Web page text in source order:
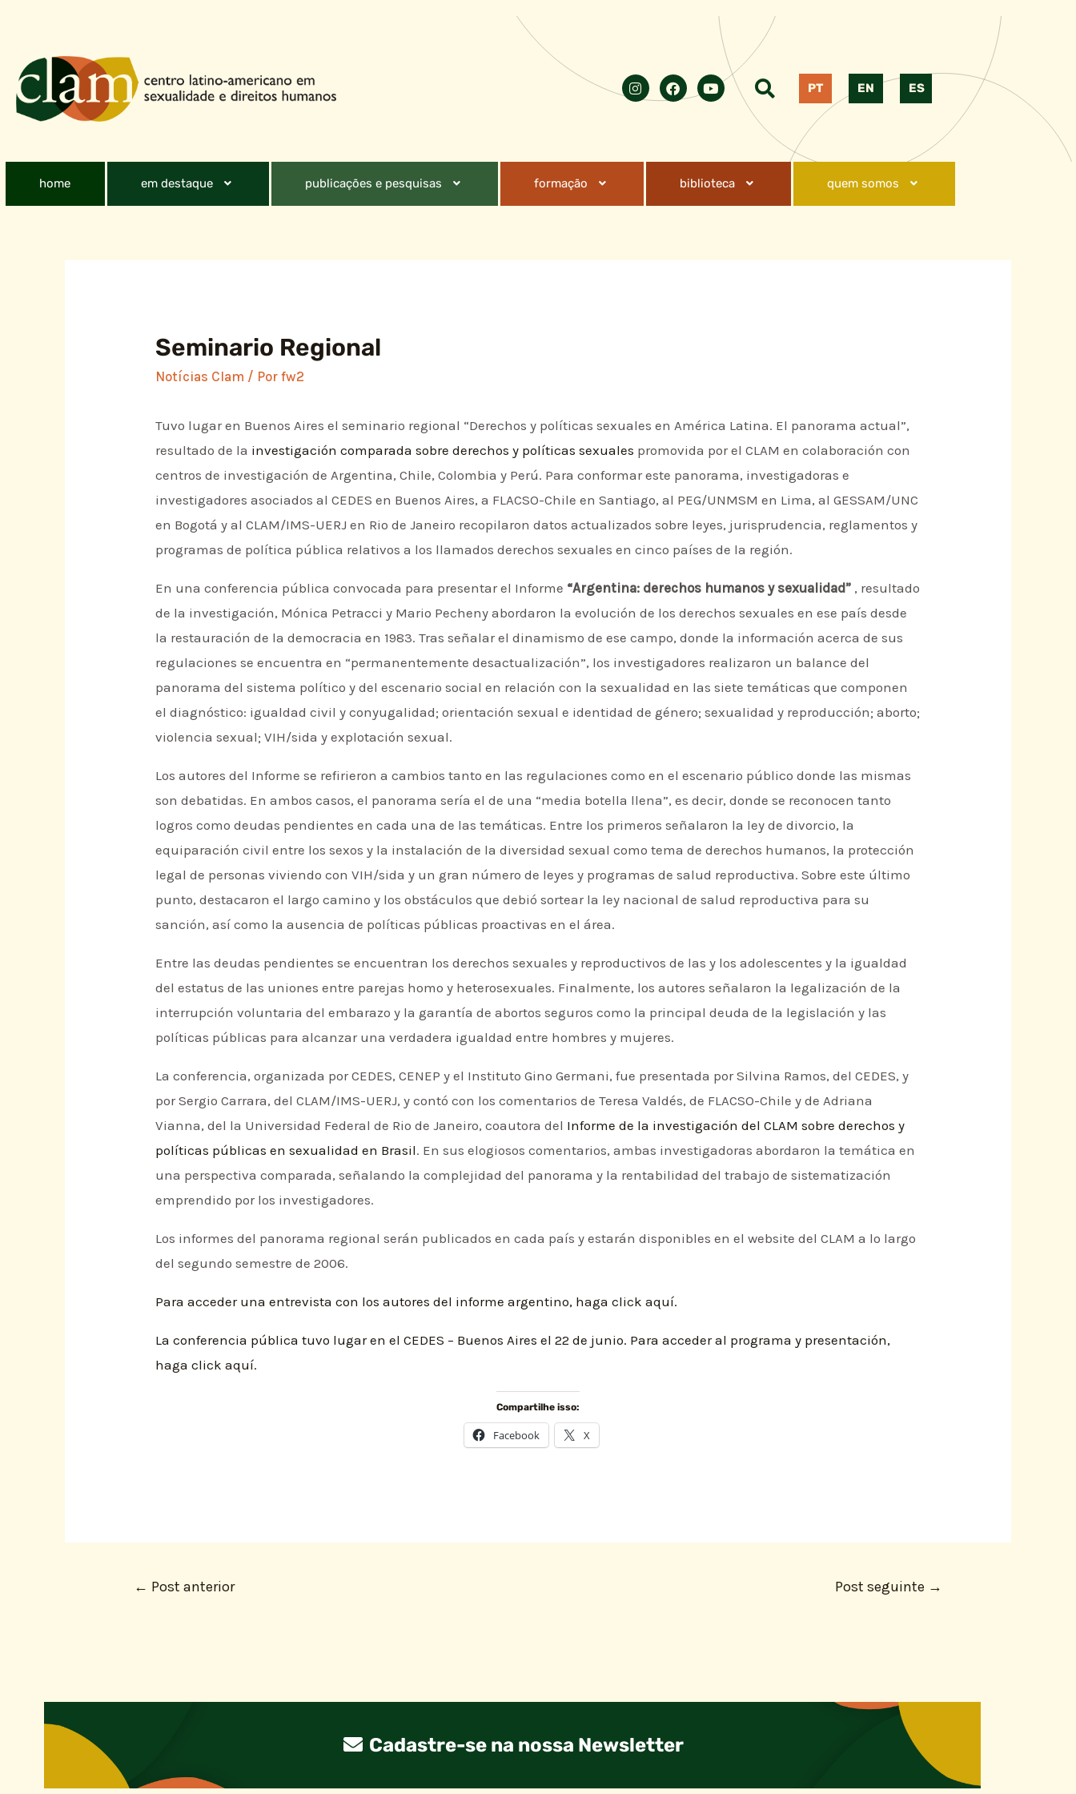
PT EN ES
home em destaque publicações e pesquisas formação biblioteca quem somos
Seminario Regional
Notícias Clam / Porfw2
Tuvo lugar en Buenos Aires el seminario regional “Derechos y políticas sexuales en América Latina. El panorama actual”,
resultado de la investigación comparada sobre derechos y políticas sexuales promovida por el CLAM en colaboración con
centros de investigación de Argentina, Chile, Colombia y Perú. Para conformar este panorama, investigadoras e
investigadores asociados al CEDES en Buenos Aires, a FLACSO-Chile en Santiago, al PEG/UNMSM en Lima, al GESSAM/UNC
en Bogotá y al CLAM/IMS-UERJ en Rio de Janeiro recopilaron datos actualizados sobre leyes, jurisprudencia, reglamentos y
programas de política pública relativos a los llamados derechos sexuales en cinco países de la región.
En una conferencia pública convocada para presentar el Informe “Argentina: derechos humanos y sexualidad” , resultado
de la investigación, Mónica Petracci y Mario Pecheny abordaron la evolución de los derechos sexuales en ese país desde
la restauración de la democracia en 1983. Tras señalar el dinamismo de ese campo, donde la información acerca de sus
regulaciones se encuentra en “permanentemente desactualización”, los investigadores realizaron un balance del
panorama del sistema político y del escenario social en relación con la sexualidad en las siete temáticas que componen
el diagnóstico: igualdad civil y conyugalidad; orientación sexual e identidad de género; sexualidad y reproducción; aborto;
violencia sexual; VIH/sida y explotación sexual.
Los autores del Informe se refirieron a cambios tanto en las regulaciones como en el escenario público donde las mismas
son debatidas. En ambos casos, el panorama sería el de una “media botella llena”, es decir, donde se reconocen tanto
logros como deudas pendientes en cada una de las temáticas. Entre los primeros señalaron la ley de divorcio, la
equiparación civil entre los sexos y la instalación de la diversidad sexual como tema de derechos humanos, la protección
legal de personas viviendo con VIH/sida y un gran número de leyes y programas de salud reproductiva. Sobre este último
punto, destacaron el largo camino y los obstáculos que debió sortear la ley nacional de salud reproductiva para su
sanción, así como la ausencia de políticas públicas proactivas en el área.
Entre las deudas pendientes se encuentran los derechos sexuales y reproductivos de las y los adolescentes y la igualdad
del estatus de las uniones entre parejas homo y heterosexuales. Finalmente, los autores señalaron la legalización de la
interrupción voluntaria del embarazo y la garantía de abortos seguros como la principal deuda de la legislación y las
políticas públicas para alcanzar una verdadera igualdad entre hombres y mujeres.
La conferencia, organizada por CEDES, CENEP y el Instituto Gino Germani, fue presentada por Silvina Ramos, del CEDES, y
por Sergio Carrara, del CLAM/IMS-UERJ, y contó con los comentarios de Teresa Valdés, de FLACSO-Chile y de Adriana
Vianna, del la Universidad Federal de Rio de Janeiro, coautora del Informe de la investigación del CLAM sobre derechos y
políticas públicas en sexualidad en Brasil. En sus elogiosos comentarios, ambas investigadoras abordaron la temática en
una perspectiva comparada, señalando la complejidad del panorama y la rentabilidad del trabajo de sistematización
emprendido por los investigadores.
Los informes del panorama regional serán publicados en cada país y estarán disponibles en el website del CLAM a lo largo
del segundo semestre de 2006.
Para acceder una entrevista con los autores del informe argentino, haga click aquí.
La conferencia pública tuvo lugar en el CEDES – Buenos Aires el 22 de junio. Para acceder al programa y presentación,
haga click aquí.
Compartilhe isso:
Facebook X
← Post anterior Post seguinte →
Cadastre-se na nossa Newsletter